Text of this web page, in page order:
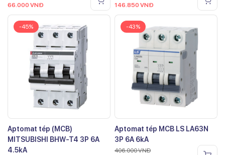
66.000 VNĐ
146.850 VNĐ
-45%
Aptomat tép (MCB)
MITSUBISHI BHW-T4 3P 6A
4.5kA
-43%
Aptomat tép MCB LS LA63N
3P 6A 6kA
406.000VNĐ